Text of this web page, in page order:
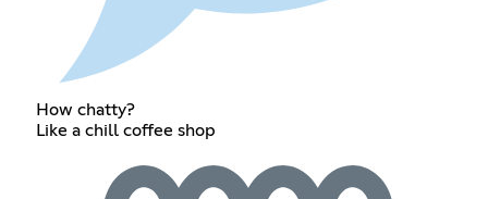
How chatty?
Like a chill coffee shop